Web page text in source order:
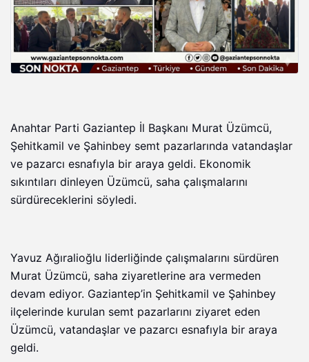
Anahtar Parti Gaziantep İl Başkanı Murat Üzümcü,
Şehitkamil ve Şahinbey semt pazarlarında vatandaşlar
ve pazarcı esnafıyla bir araya geldi. Ekonomik
sıkıntıları dinleyen Üzümcü, saha çalışmalarını
sürdüreceklerini söyledi.
Yavuz Ağıralioğlu liderliğinde çalışmalarını sürdüren
Murat Üzümcü, saha ziyaretlerine ara vermeden
devam ediyor. Gaziantep’in Şehitkamil ve Şahinbey
ilçelerinde kurulan semt pazarlarını ziyaret eden
Üzümcü, vatandaşlar ve pazarcı esnafıyla bir araya
geldi.